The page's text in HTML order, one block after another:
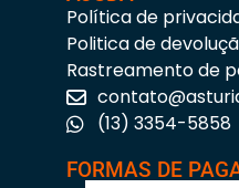
Política de
Politica de
Rastreamento de
(13) 3354-5858
FORMAS DE